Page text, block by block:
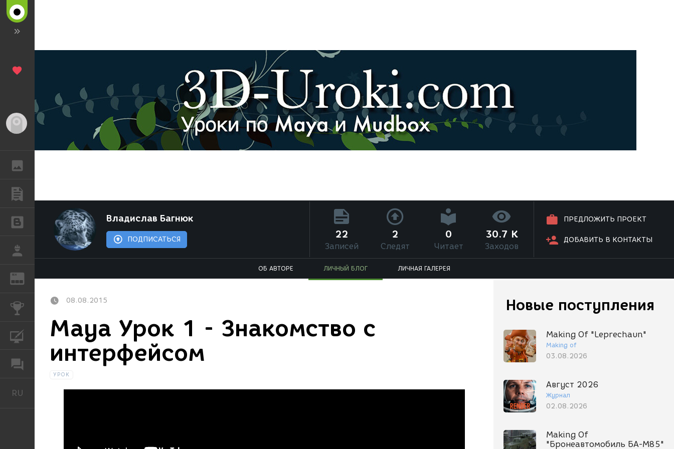
Гость
БЛОГИ
REN ЖУРНАЛ
КОНКУРСЫ
КУРСЫ
ФОРУМ
RU
Владислав Багнюк
ПОДПИСАТЬСЯ
ПРЕДЛОЖИТЬ ПРОЕКТ
ДОБАВИТЬ В КОНТАКТЫ
22
Записей
2
Следят
0
Читает
30.7 K
Заходов
ОБ АВТОРЕ ЛИЧНЫЙ БЛОГ ЛИЧНАЯ ГАЛЕРЕЯ
Новые поступления
Making Of "Leprechaun"
Making of
03.08.2026
Август 2026
Журнал
02.08.2026
Making Of
"Бронеавтомобиль БА-М85"
08.08.2015
Maya Урок 1 - Знакомство с
интерфейсом
УРОК